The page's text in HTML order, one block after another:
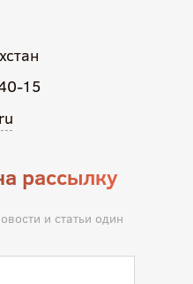
15
рассылку
и статьи один